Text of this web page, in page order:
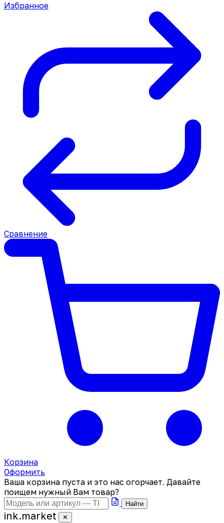
Избранное
Сравнение
Корзина
Оформить
Ваша корзина пуста и это нас огорчает. Давайте
поищем нужный Вам товар?
Найти
ink.market ✕